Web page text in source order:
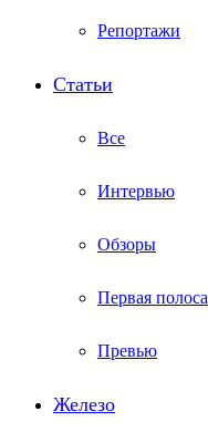
Репортажи
Статьи
Все
Интервью
Обзоры
Первая полоса
Превью
Железо